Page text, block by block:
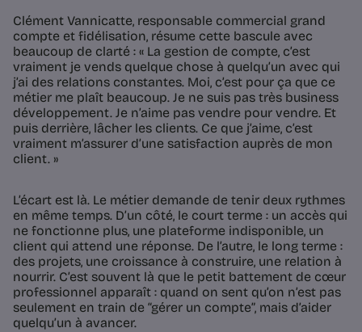
Clément Vannicatte, responsable commercial grand
compte et fidélisation, résume cette bascule avec
beaucoup de clarté : « La gestion de compte, c’est
vraiment je vends quelque chose à quelqu’un avec qui
j’ai des relations constantes. Moi, c’est pour ça que ce
métier me plaît beaucoup. Je ne suis pas très business
développement. Je n’aime pas vendre pour vendre. Et
puis derrière, lâcher les clients. Ce que j’aime, c’est
vraiment m’assurer d’une satisfaction auprès de mon
client. »
L’écart est là. Le métier demande de tenir deux rythmes
en même temps. D’un côté, le court terme : un accès qui
ne fonctionne plus, une plateforme indisponible, un
client qui attend une réponse. De l’autre, le long terme :
des projets, une croissance à construire, une relation à
nourrir. C’est souvent là que le petit battement de cœur
professionnel apparaît : quand on sent qu’on n’est pas
seulement en train de “gérer un compte”, mais d’aider
quelqu’un à avancer.